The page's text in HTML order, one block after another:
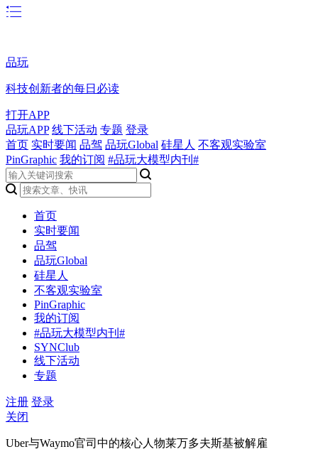
品玩
科技创新者的每日必读
打开APP
品玩APP 线下活动 专题 登录
首页 实时要闻 品驾 品玩Global 硅星人 不客观实验室
PinGraphic 我的订阅 #品玩大模型内刊#
首页
实时要闻
品驾
品玩Global
硅星人
不客观实验室
PinGraphic
我的订阅
#品玩大模型内刊#
SYNClub
线下活动
专题
注册 登录
关闭
Uber与Waymo官司中的核心人物莱万多夫斯基被解雇